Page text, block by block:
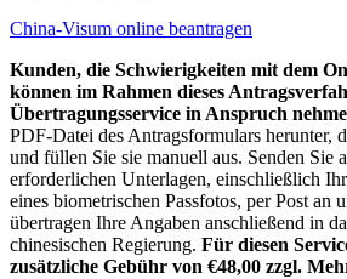
China-Visum online beantragen
Kunden, die Schwierigkeiten mit dem
können im Rahmen dieses
Übertragungsservice in Anspruch
PDF-Datei des Antragsformulars herunter,
und füllen Sie sie manuell aus. Senden Sie
erforderlichen Unterlagen, einschließlich
eines biometrischen Passfotos, per Post an
übertragen Ihre Angaben anschließend in
chinesischen Regierung. Für diesen
zusätzliche Gebühr von €48,00 zzgl.